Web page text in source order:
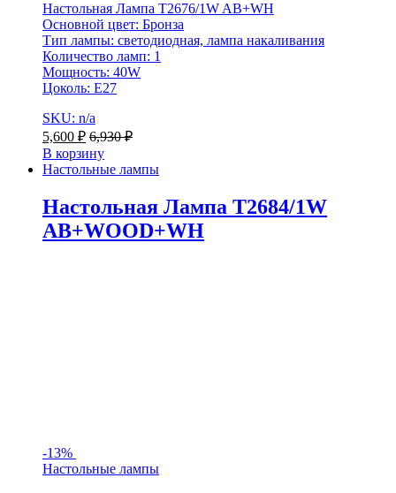
Настольная Лампа T2676/1W AB+WH
Основной цвет: Бронза
Тип лампы: светодиодная, лампа накаливания
Количество ламп: 1
Мощность: 40W
Цоколь: Е27
SKU: n/a
5,600 ₽ 6,930₽
В корзину
Настольные лампы
Настольная Лампа T2684/1W
AB+WOOD+WH
-13%
Настольные лампы